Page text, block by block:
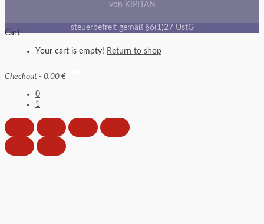
von KIPITAN
steuerbefreit gemäß §6(1)27 UstG
Cart
Your cart is empty! Return to shop
Checkout - 0,00 €
0
1